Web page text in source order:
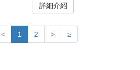
詳細介紹
< 1 2 > ≥